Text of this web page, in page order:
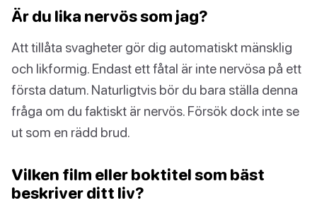
Är du lika nervös som jag?
Att tillåta svagheter gör dig automatiskt mänsklig
och likformig. Endast ett fåtal är inte nervösa på ett
första datum. Naturligtvis bör du bara ställa denna
fråga om du faktiskt är nervös. Försök dock inte se
ut som en rädd brud.
Vilken film eller boktitel som bäst
beskriver ditt liv?